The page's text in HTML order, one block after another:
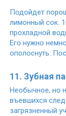
Подойдет
лимонный сок.
прохладной
Его нужно
ополоснуть.
11. Зубная
Необычное, но
въевшихся
загрязненный